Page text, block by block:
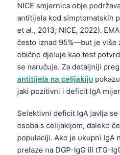
NICE smjernica obje
antitijela kod simptomatskih
et al., 2013; NICE, 2022).
često iznad 95%—but je više
obično djeluje kao test
se naručuje. Za detaljniji
antitijela na celijakiju
jaki pozitivni i deficit IgA
Selektivni deficit IgA javlja
osoba s celijakijom, daleko
populaciji. Ako je ukupni IgA
prelaze na DGP-IgG ili tTG-